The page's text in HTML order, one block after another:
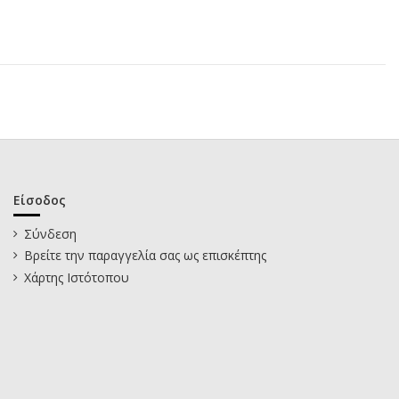
Είσοδος
Σύνδεση
Βρείτε την παραγγελία σας ως επισκέπτης
Χάρτης Ιστότοπου